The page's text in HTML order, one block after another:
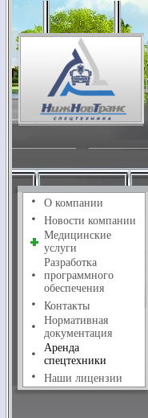
О компании
Новости компании
Медицинские
услуги
Разработка
программного
обеспечения
Контакты
Нормативная
документация
Аренда
спецтехники
Наши лицензии